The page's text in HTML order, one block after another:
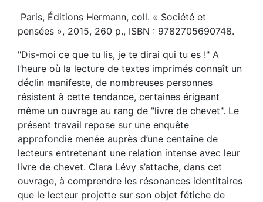
Paris, Éditions Hermann, coll. « Société et
pensées », 2015, 260 p., ISBN : 9782705690748.
"Dis-moi ce que tu lis, je te dirai qui tu es !" A
l’heure où la lecture de textes imprimés connaît un
déclin manifeste, de nombreuses personnes
résistent à cette tendance, certaines érigeant
même un ouvrage au rang de "livre de chevet". Le
présent travail repose sur une enquête
approfondie menée auprès d’une centaine de
lecteurs entretenant une relation intense avec leur
livre de chevet. Clara Lévy s’attache, dans cet
ouvrage, à comprendre les résonances identitaires
que le lecteur projette sur son objet fétiche de